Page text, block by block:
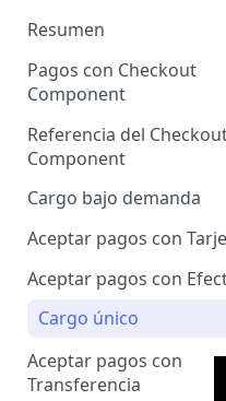
Resumen
Pagos con Checkout
Component
Referencia del
Component
Cargo bajo demanda
Aceptar pagos con
Pagos con Tarjeta
Apple Pay
Apple Pay
Google Pay
Cargo a Meses Sin
Aceptar pagos con
Cargo único
Aceptar pagos con
Transferencia